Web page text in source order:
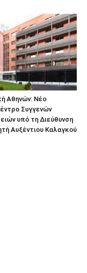
Αθηνών: Νέο
Συγγενών
υπό τη Διεύθυνση
Αυξέντιου Καλαγκού